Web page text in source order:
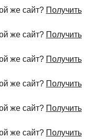
же сайт? Получить
же сайт? Получить
же сайт? Получить
же сайт? Получить
же сайт? Получить
же сайт? Получить